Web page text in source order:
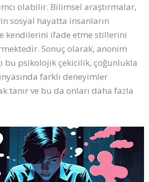
olabilir. Bilimsel araştırmalar,
sosyal hayatta insanların
kendilerini ifade etme stillerini
Sonuç olarak, anonim
bu psikolojik çekicilik, çoğunlukla
farklı deneyimler
tanır ve bu da onları daha fazla